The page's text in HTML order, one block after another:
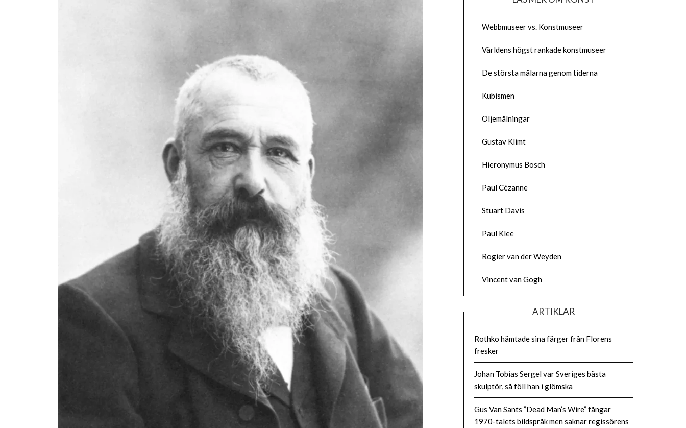
Webbmuseer vs. Konstmuseer
Världens högst rankade konstmuseer
De största målarna genom tiderna
Kubismen
Oljemålningar
Gustav Klimt
Hieronymus Bosch
Paul Cézanne
Stuart Davis
Paul Klee
Rogier van der Weyden
Vincent van Gogh
ARTIKLAR
Rothko hämtade sina färger från Florens
fresker
Johan Tobias Sergel var Sveriges bästa
skulptör, så föll han i glömska
Gus Van Sants ”Dead Man’s Wire” fångar
1970-talets bildspråk men saknar regissörens